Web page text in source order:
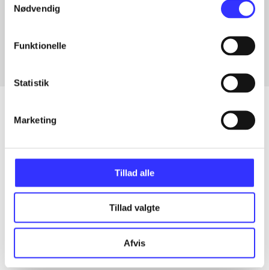
Nødvendig
Funktionelle
Statistik
Marketing
Tillad alle
Tillad valgte
Afvis
Artikler med samme emner
Alle registrerede artikler fordelt på udgivelser
...